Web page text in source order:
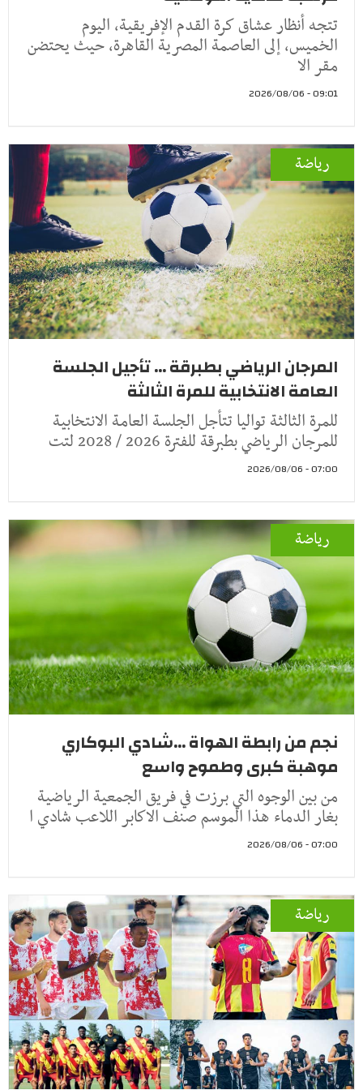
تتجه أنظار عشاق كرة القدم الإفريقية، اليوم
الخميس، إلى العاصمة المصرية القاهرة، حيث يحتضن
مقر الا
09:01 - 2026/08/06
رياضة
المرجان الرياضي بطبرقة ... تأجيل الجلسة
العامة الانتخابية للمرة الثالثة
للمرة الثالثة تواليا تتأجل الجلسة العامة الانتخابية
للمرجان الرياضي بطبرقة للفترة 2026 / 2028 لتت
07:00 - 2026/08/06
رياضة
نجم من رابطة الهواة ...شادي البوكاري
موهبة كبرى وطموح واسع
من بين الوجوه التي برزت في فريق الجمعية الرياضية
بغار الدماء هذا الموسم صنف الاكابر اللاعب شادي ا
07:00 - 2026/08/06
رياضة